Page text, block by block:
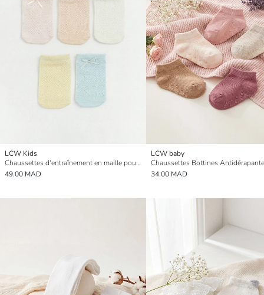
LCW Kids
Chaussettes d'entraînement en maille pour bébé fille, lot de 5
49.00 MAD
LCW baby
34.00 MAD